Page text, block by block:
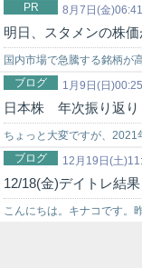
8月7日(金)06:41
PR
明日、スタメンの株
国内市場で急騰する銘柄が
世界でチャンスを狙うなら
投資戦略に困っている初心
1月9日(日)00:25
ブログ
日本株 年次振り返
ちょっと大変ですが、
に終えた取引について、
12月19日(土
ブログ
12/18(金)デイトレ結果
こんにちは。キナコです。
戒のための備忘録です。